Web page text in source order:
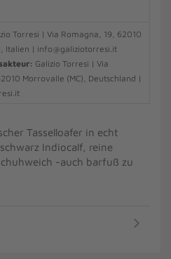
Torresi | Via Romagna, 19, 62010
Italien | info@galiziotorresi.it
Galizio Torresi | Via
Morrovalle (MC), Deutschland |
Tasselloafer in echt
Indiocalf, reine
-auch barfuß zu